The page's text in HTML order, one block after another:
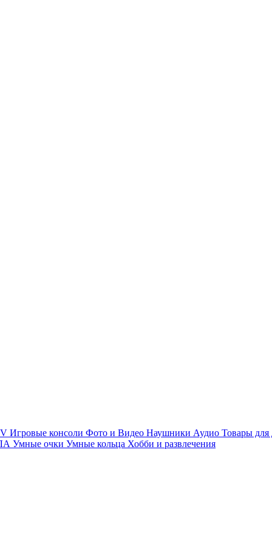
Игровые консоли Фото и Видео Наушники Аудио Товары для
Умные очки Умные кольца Хобби и развлечения